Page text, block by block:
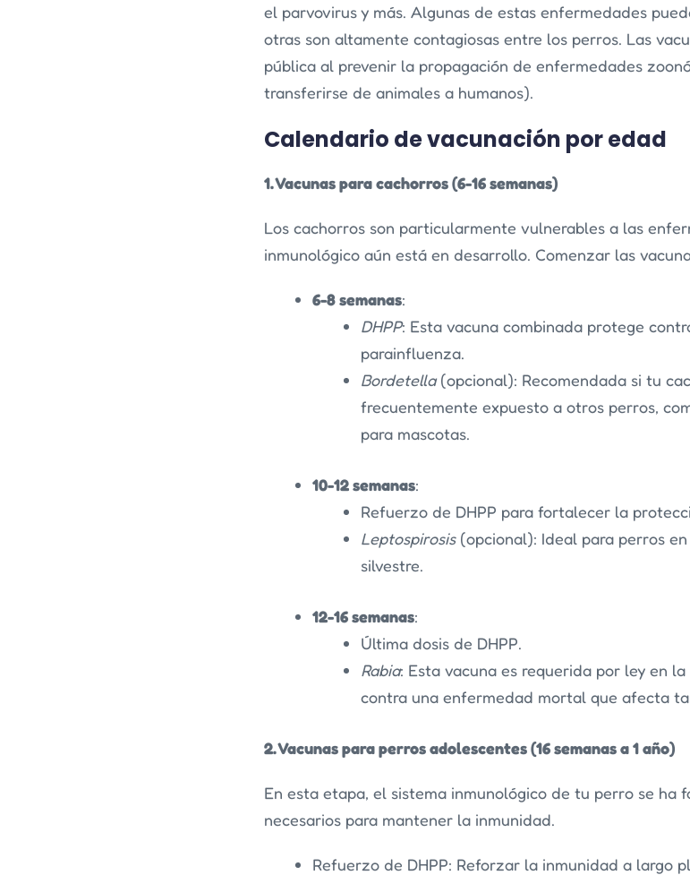
el parvovirus y más. Algunas de estas enfermedades
otras son altamente contagiosas entre los perros. Las
pública al prevenir la propagación de enfermedades
transferirse de animales a humanos).
Calendario de vacunación por edad
1. Vacunas para cachorros (6-16 semanas)
Los cachorros son particularmente vulnerables a las
inmunológico aún está en desarrollo. Comenzar las
6-8 semanas:
DHPP: Esta vacuna combinada protege
parainfluenza.
Bordetella(opcional): Recomendada si tu
frecuentemente expuesto a otros perros,
para mascotas.
10-12 semanas:
Refuerzo de DHPP para fortalecer la
Leptospirosis(opcional): Ideal para perros
silvestre.
12-16 semanas:
Última dosis de DHPP.
Rabia: Esta vacuna es requerida por ley en
contra una enfermedad mortal que afecta
2. Vacunas para perros adolescentes (16 semanas a 1 año)
En esta etapa, el sistema inmunológico de tu perro se ha
necesarios para mantener la inmunidad.
Refuerzo de DHPP: Reforzar la inmunidad a largo